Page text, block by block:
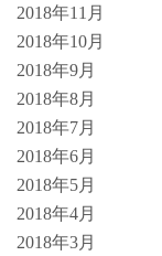
2018年11月
2018年10月
2018年9月
2018年8月
2018年7月
2018年6月
2018年5月
2018年4月
2018年3月